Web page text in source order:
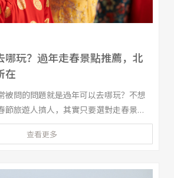
哪玩？過年走春景點推薦，北
在
被問的問題就是過年可以去哪玩？不想
節旅遊人擠人，其實只要選對走春景
年出遊一樣可以玩得輕鬆又盡興。如果
春景點，本文內容整理了春節出遊的重
旅行還是三代同堂，都能找到最適合的
查看更多